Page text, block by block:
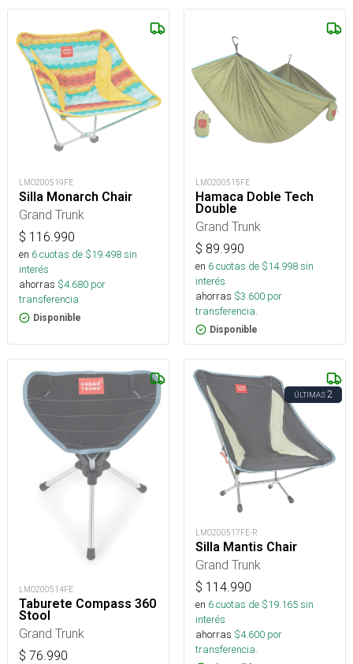
LMO200519FE
Silla Monarch Chair
Grand Trunk
$ 116.990
en 6cuotas de $19.498sin
interés
ahorras $4.680 por
transferencia.
Disponible
LMO200515FE
Hamaca Doble Tech
Double
Grand Trunk
$ 89.990
en 6cuotas de $14.998sin
interés
ahorras $3.600 por
transferencia.
Disponible
LMO200514FE
Taburete Compass 360
Stool
Grand Trunk
$ 76.990
ÚLTIMAS2
LMO200517FE-R
Silla Mantis Chair
Grand Trunk
$ 114.990
en 6cuotas de $19.165sin
interés
ahorras $4.600 por
transferencia.